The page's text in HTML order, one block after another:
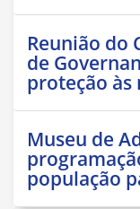
Reunião do
de
proteção
Museu de
população